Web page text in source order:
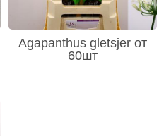
Agapanthus gletsjer от
60шт